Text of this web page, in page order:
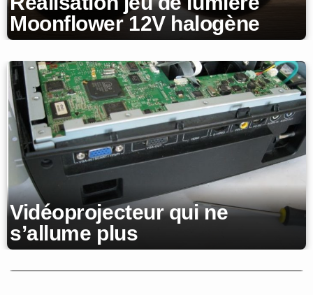
Moonflower 12V halogène
Vidéoprojecteur qui ne
s’allume plus
Schéma et réalisation ampli
bridge 300W